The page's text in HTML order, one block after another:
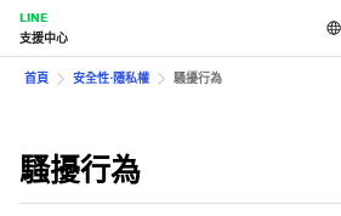
LINE
支援中心
首頁 安全性⋅隱私權 騷擾行為
騷擾行為